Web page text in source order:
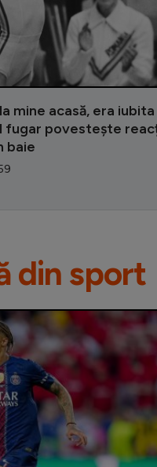
mine acasă, era iubita
fugar povestește
baie
din sport